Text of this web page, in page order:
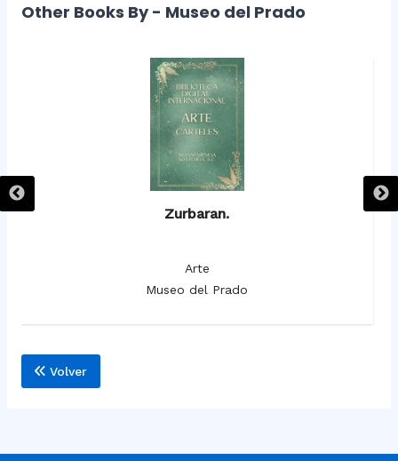
Other Books By - Museo del Prado
Zurbaran.
Arte
Museo del Prado
Volver